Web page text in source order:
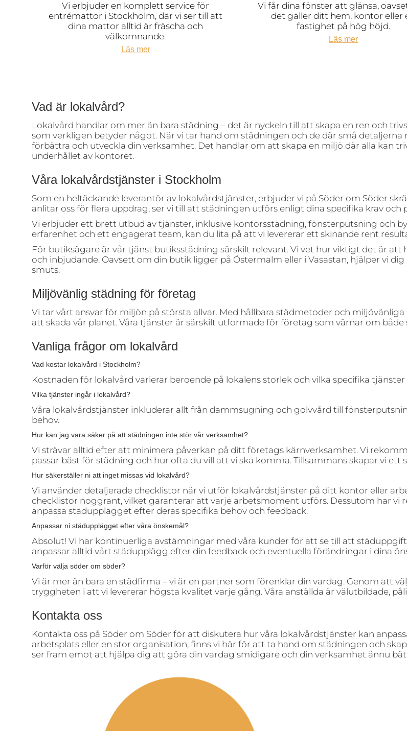
Vi erbjuder en komplett service för
entrémattor i Stockholm, där vi ser till att
dina mattor alltid är fräscha och
välkomnande.
Läs mer
Vi får dina fönster att glänsa,
det gäller ditt hem, kontor eller
fastighet på hög höjd.
Läs mer
Vad är lokalvård?
Lokalvård handlar om mer än bara städning – det är nyckeln till att skapa en ren och
som verkligen betyder något. När vi tar hand om städningen och de där små
förbättra och utveckla din verksamhet. Det handlar om att skapa en miljö där alla kan
underhållet av kontoret.
Våra lokalvårdstjänster i Stockholm
Som en heltäckande leverantör av lokalvårdstjänster, erbjuder vi på Söder om Söder
anlitar oss för flera uppdrag, ser vi till att städningen utförs enligt dina specifika krav
Vi erbjuder ett brett utbud av tjänster, inklusive kontorsstädning, fönsterputsning och
erfarenhet och ett engagerat team, kan du lita på att vi levererar ett skinande rent
För butiksägare är vår tjänst butiksstädning särskilt relevant. Vi vet hur viktigt det är
och inbjudande. Oavsett om din butik ligger på Östermalm eller i Vasastan, hjälper vi
smuts.
Miljövänlig städning för företag
Vi tar vårt ansvar för miljön på största allvar. Med hållbara städmetoder och
att skada vår planet. Våra tjänster är särskilt utformade för företag som värnar om
Vanliga frågor om lokalvård
Vad kostar lokalvård i Stockholm?
Kostnaden för lokalvård varierar beroende på lokalens storlek och vilka specifika
Vilka tjänster ingår i lokalvård?
Våra lokalvårdstjänster inkluderar allt från dammsugning och golvvård till
behov.
Hur kan jag vara säker på att städningen inte stör vår verksamhet?
Vi strävar alltid efter att minimera påverkan på ditt företags kärnverksamhet. Vi
passar bäst för städning och hur ofta du vill att vi ska komma. Tillsammans skapar vi
Hur säkerställer ni att inget missas vid lokalvård?
Vi använder detaljerade checklistor när vi utför lokalvårdstjänster på ditt kontor eller
checklistor noggrant, vilket garanterar att varje arbetsmoment utförs. Dessutom har
anpassa städupplägget efter deras specifika behov och feedback.
Anpassar ni städupplägget efter våra önskemål?
Absolut! Vi har kontinuerliga avstämningar med våra kunder för att se till att
anpassar alltid vårt städupplägg efter din feedback och eventuella förändringar i dina
Varför välja söder om söder?
Vi är mer än bara en städfirma – vi är en partner som förenklar din vardag. Genom att
tryggheten i att vi levererar högsta kvalitet varje gång. Våra anställda är välutbildade,
Kontakta oss
Kontakta oss på Söder om Söder för att diskutera hur våra lokalvårdstjänster kan
arbetsplats eller en stor organisation, finns vi här för att ta hand om städningen och
ser fram emot att hjälpa dig att göra din vardag smidigare och din verksamhet ännu